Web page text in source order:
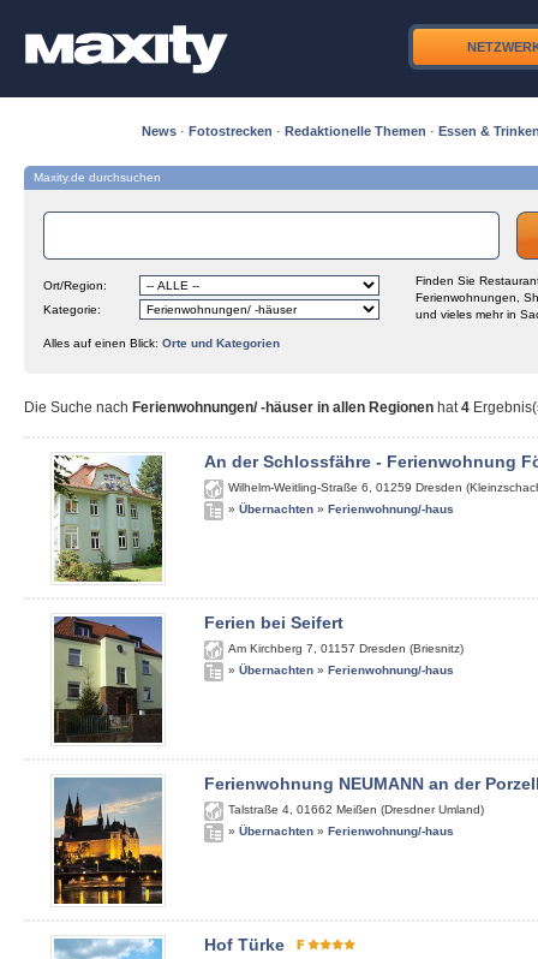
News · Fotostrecken · Redaktionelle Themen · Essen &
Maxity.de durchsuchen
Ort/Region:
Kategorie:
Finden Sie
Ferienwohnungen,
und vieles mehr in
Alles auf einen Blick: Orte und Kategorien
Die Suche nach Ferienwohnungen/ -häuser in allen Regionen hat4
An der Schlossfähre - Ferienwohnung
Wilhelm-Weitling-Straße 6 01259 Dresden
» Übernachten » Ferienwohnung/-haus
Ferien bei Seifert
Am Kirchberg 7 01157 Dresden (Briesnitz)
» Übernachten » Ferienwohnung/-haus
Ferienwohnung NEUMANN an der
Talstraße 4 01662 Meißen (Dresdner Umland)
» Übernachten » Ferienwohnung/-haus
Hof Türke